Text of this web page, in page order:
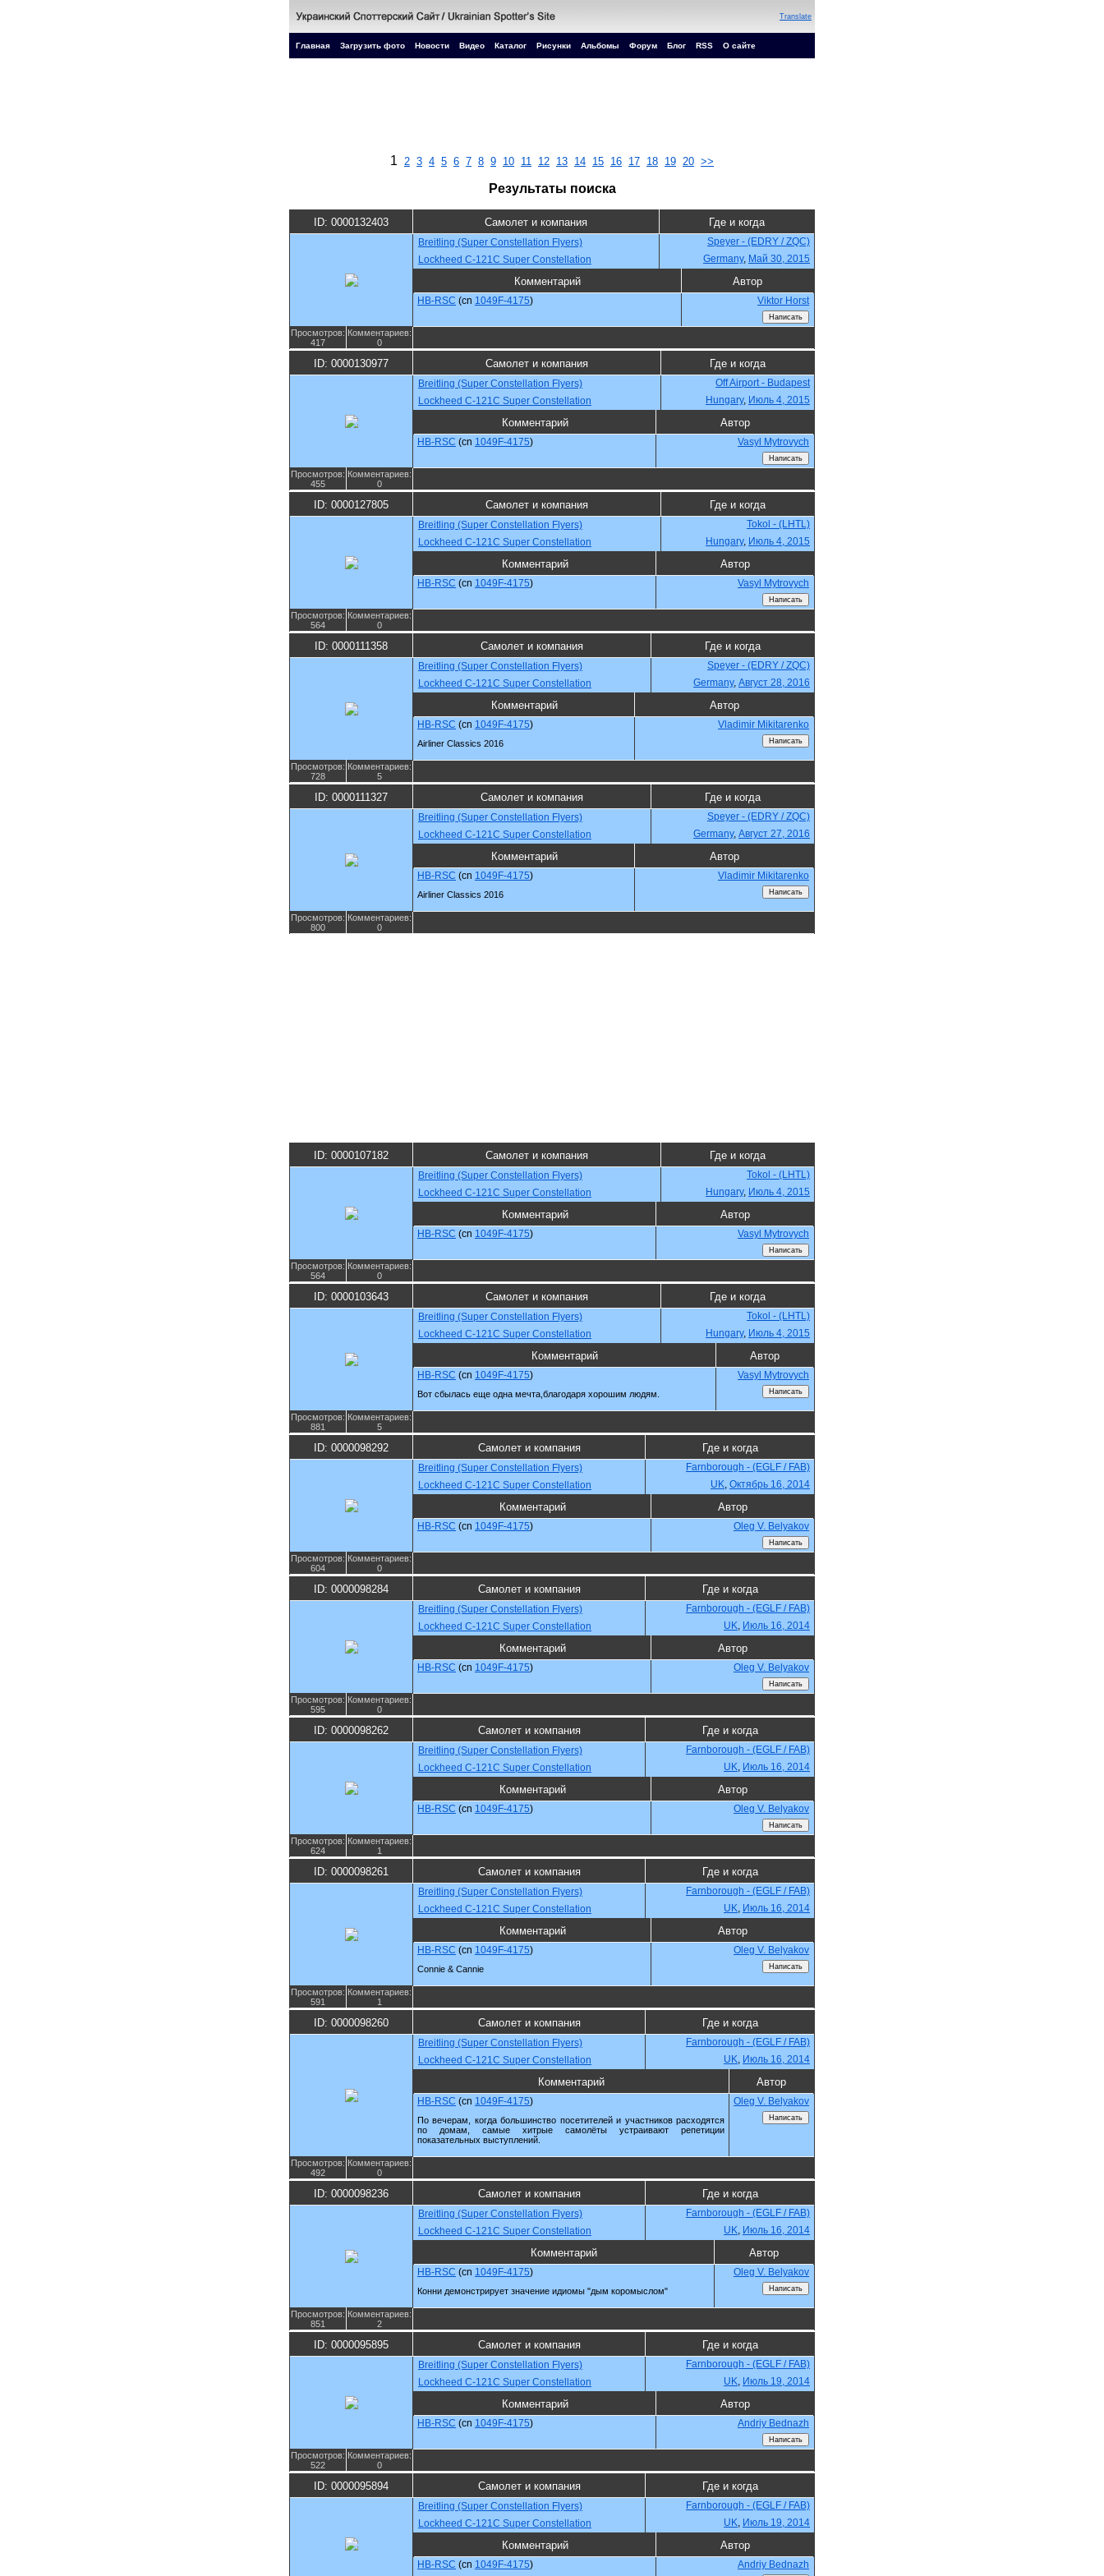
Translate
Главная Загрузить фото Новости Видео Каталог Рисунки Альбомы Форум Блог RSS О сайте
1 2 3 4 5 6 7 8 9 10 11 12 13 14 15 16 17 18 19 20 >>
Результаты поиска
ID: 0000132403 Самолет и компания Где и когда
Breitling (Super Constellation Flyers)
Speyer - (EDRY / ZQC)
Lockheed C-121C Super Constellation
Germany, Май 30, 2015
Комментарий Автор
HB-RSC (cn 1049F-4175) Viktor Horst
Просмотров:
417
Комментариев:
0
ID: 0000130977 Самолет и компания Где и когда
Breitling (Super Constellation Flyers)
Off Airport - Budapest
Lockheed C-121C Super Constellation
Hungary, Июль 4, 2015
Комментарий Автор
HB-RSC (cn 1049F-4175) Vasyl Mytrovych
Просмотров:
455
Комментариев:
0
ID: 0000127805 Самолет и компания Где и когда
Breitling (Super Constellation Flyers)
Tokol - (LHTL)
Lockheed C-121C Super Constellation
Hungary, Июль 4, 2015
Комментарий Автор
HB-RSC (cn 1049F-4175) Vasyl Mytrovych
Просмотров:
564
Комментариев:
0
ID: 0000111358 Самолет и компания Где и когда
Breitling (Super Constellation Flyers)
Speyer - (EDRY / ZQC)
Lockheed C-121C Super Constellation
Germany, Август 28, 2016
Комментарий Автор
HB-RSC (cn 1049F-4175)
Airliner Classics 2016
Vladimir Mikitarenko
Просмотров:
728
Комментариев:
5
ID: 0000111327 Самолет и компания Где и когда
Breitling (Super Constellation Flyers)
Speyer - (EDRY / ZQC)
Lockheed C-121C Super Constellation
Germany, Август 27, 2016
Комментарий Автор
HB-RSC (cn 1049F-4175)
Airliner Classics 2016
Vladimir Mikitarenko
Просмотров:
800
Комментариев:
0
ID: 0000107182 Самолет и компания Где и когда
Breitling (Super Constellation Flyers)
Tokol - (LHTL)
Lockheed C-121C Super Constellation
Hungary, Июль 4, 2015
Комментарий Автор
HB-RSC (cn 1049F-4175) Vasyl Mytrovych
Просмотров:
564
Комментариев:
0
ID: 0000103643 Самолет и компания Где и когда
Breitling (Super Constellation Flyers)
Tokol - (LHTL)
Lockheed C-121C Super Constellation
Hungary, Июль 4, 2015
Комментарий Автор
HB-RSC (cn 1049F-4175)
Вот сбылась еще одна мечта,благодаря хорошим людям.
Vasyl Mytrovych
Просмотров:
881
Комментариев:
5
ID: 0000098292 Самолет и компания Где и когда
Breitling (Super Constellation Flyers)
Farnborough - (EGLF / FAB)
Lockheed C-121C Super Constellation
UK, Октябрь 16, 2014
Комментарий Автор
HB-RSC (cn 1049F-4175) Oleg V. Belyakov
Просмотров:
604
Комментариев:
0
ID: 0000098284 Самолет и компания Где и когда
Breitling (Super Constellation Flyers)
Farnborough - (EGLF / FAB)
Lockheed C-121C Super Constellation
UK, Июль 16, 2014
Комментарий Автор
HB-RSC (cn 1049F-4175) Oleg V. Belyakov
Просмотров:
595
Комментариев:
0
ID: 0000098262 Самолет и компания Где и когда
Breitling (Super Constellation Flyers)
Farnborough - (EGLF / FAB)
Lockheed C-121C Super Constellation
UK, Июль 16, 2014
Комментарий Автор
HB-RSC (cn 1049F-4175) Oleg V. Belyakov
Просмотров:
624
Комментариев:
1
ID: 0000098261 Самолет и компания Где и когда
Breitling (Super Constellation Flyers)
Farnborough - (EGLF / FAB)
Lockheed C-121C Super Constellation
UK, Июль 16, 2014
Комментарий Автор
HB-RSC (cn 1049F-4175)
Connie & Cannie
Oleg V. Belyakov
Просмотров:
591
Комментариев:
1
ID: 0000098260 Самолет и компания Где и когда
Breitling (Super Constellation Flyers)
Farnborough - (EGLF / FAB)
Lockheed C-121C Super Constellation
UK, Июль 16, 2014
Комментарий Автор
HB-RSC (cn 1049F-4175)
По вечерам, когда большинство посетителей и участников расходятся
по домам, самые хитрые самолёты устраивают репетиции
показательных выступлений.
Oleg V. Belyakov
Просмотров:
492
Комментариев:
0
ID: 0000098236 Самолет и компания Где и когда
Breitling (Super Constellation Flyers)
Farnborough - (EGLF / FAB)
Lockheed C-121C Super Constellation
UK, Июль 16, 2014
Комментарий Автор
HB-RSC (cn 1049F-4175)
Конни демонстрирует значение идиомы "дым коромыслом"
Oleg V. Belyakov
Просмотров:
851
Комментариев:
2
ID: 0000095895 Самолет и компания Где и когда
Breitling (Super Constellation Flyers)
Farnborough - (EGLF / FAB)
Lockheed C-121C Super Constellation
UK, Июль 19, 2014
Комментарий Автор
HB-RSC (cn 1049F-4175) Andriy Bednazh
Просмотров:
522
Комментариев:
0
ID: 0000095894 Самолет и компания Где и когда
Breitling (Super Constellation Flyers)
Farnborough - (EGLF / FAB)
Lockheed C-121C Super Constellation
UK, Июль 19, 2014
Комментарий Автор
HB-RSC (cn 1049F-4175) Andriy Bednazh